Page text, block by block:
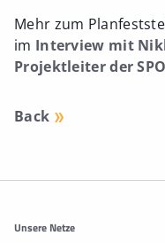
Mehr zum
im Interview mit
Projektleiter der
Back
Weitere Informationen
Unsere Netze